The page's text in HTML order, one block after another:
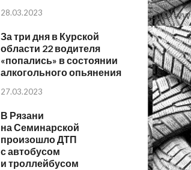
28.03.2023
За три дня в Курской
области 22 водителя
«попались» в состоянии
алкогольного опьянения
27.03.2023
В Рязани
на Семинарской
произошло ДТП
с автобусом
и троллейбусом